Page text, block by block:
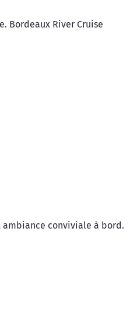
Bordeaux River Cruise
ambiance conviviale à bord.